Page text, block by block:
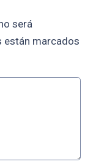
será
están marcados